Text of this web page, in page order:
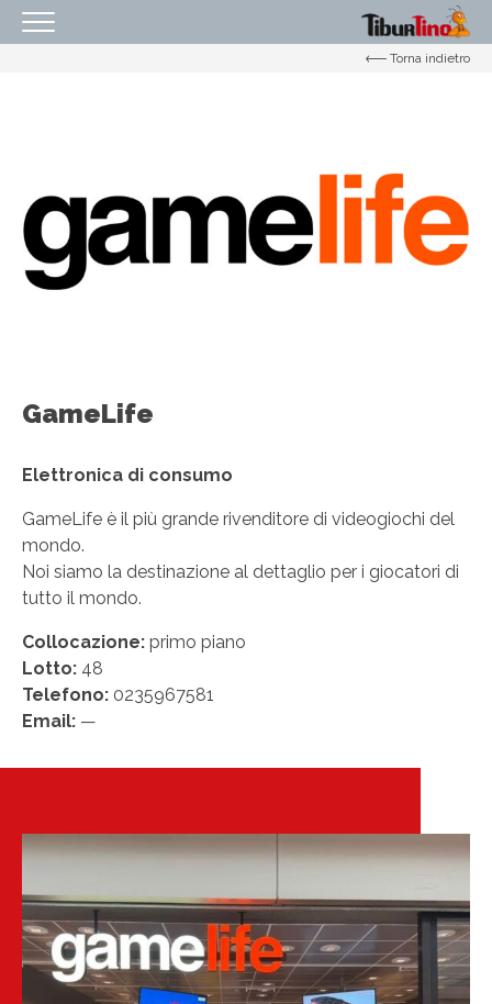
COME RAGGIUNGERCI
PROMOZIONI
NEGOZI
IL TUO BUSINESS AL CENTRO
Torna indietro
GameLife
Elettronica di consumo
GameLife è il più grande rivenditore di videogiochi del
mondo.
Noi siamo la destinazione al dettaglio per i giocatori di
tutto il mondo.
Collocazione: primo piano
Lotto: 48
Telefono: 0235967581
Email: —